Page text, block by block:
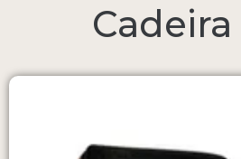
Cadeira